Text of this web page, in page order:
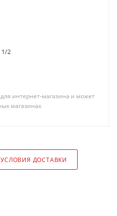
1/2
интернет-магазина и может
магазинах
УСЛОВИЯ ДОСТАВКИ